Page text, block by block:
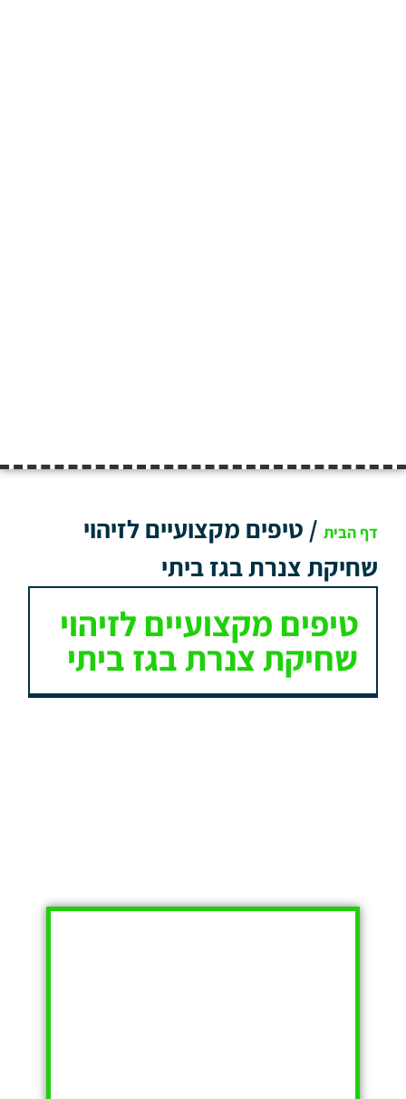
דף הבית / טיפים מקצועיים לזיהוי
שחיקת צנרת בגז ביתי
טיפים מקצועיים לזיהוי
שחיקת צנרת בגז ביתי